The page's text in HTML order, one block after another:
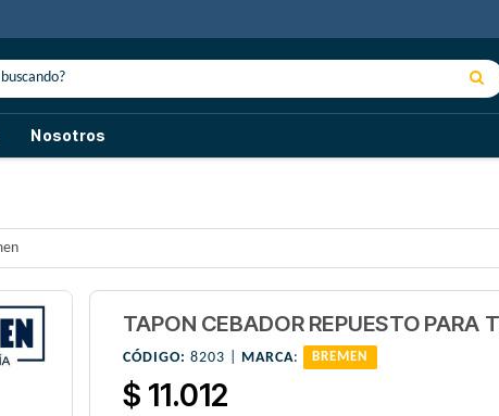
Nosotros
TAPON CEBADOR REPUESTO PARA
CÓDIGO: 8203 | MARCA: BREMEN
$ 11.012